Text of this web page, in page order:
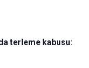
terleme kabusu: